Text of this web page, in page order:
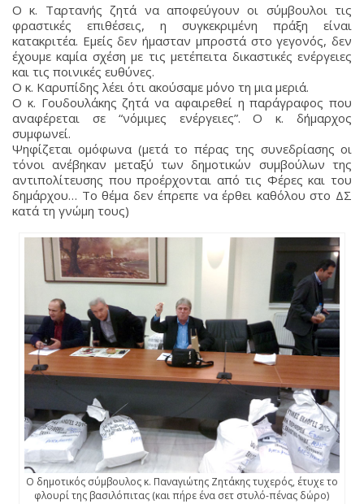
Ο κ. Ταρτανής ζητά να αποφεύγουν οι σύμβουλοι τις
φραστικές επιθέσεις, η συγκεκριμένη πράξη είναι
κατακριτέα. Εμείς δεν ήμασταν μπροστά στο γεγονός, δεν
έχουμε καμία σχέση με τις μετέπειτα δικαστικές ενέργειες
και τις ποινικές ευθύνες.
Ο κ. Καρυπίδης λέει ότι ακούσαμε μόνο τη μια μεριά.
Ο κ. Γουδουλάκης ζητά να αφαιρεθεί η παράγραφος που
αναφέρεται σε “νόμιμες ενέργειες”. Ο κ. δήμαρχος
συμφωνεί.
Ψηφίζεται ομόφωνα (μετά το πέρας της συνεδρίασης οι
τόνοι ανέβηκαν μεταξύ των δημοτικών συμβούλων της
αντιπολίτευσης που προέρχονται από τις Φέρες και του
δημάρχου… Το θέμα δεν έπρεπε να έρθει καθόλου στο ΔΣ
κατά τη γνώμη τους)
Ο δημοτικός σύμβουλος κ. Παναγιώτης Ζητάκης τυχερός, έτυχε το
φλουρί της βασιλόπιτας (και πήρε ένα σετ στυλό-πένας δώρο)